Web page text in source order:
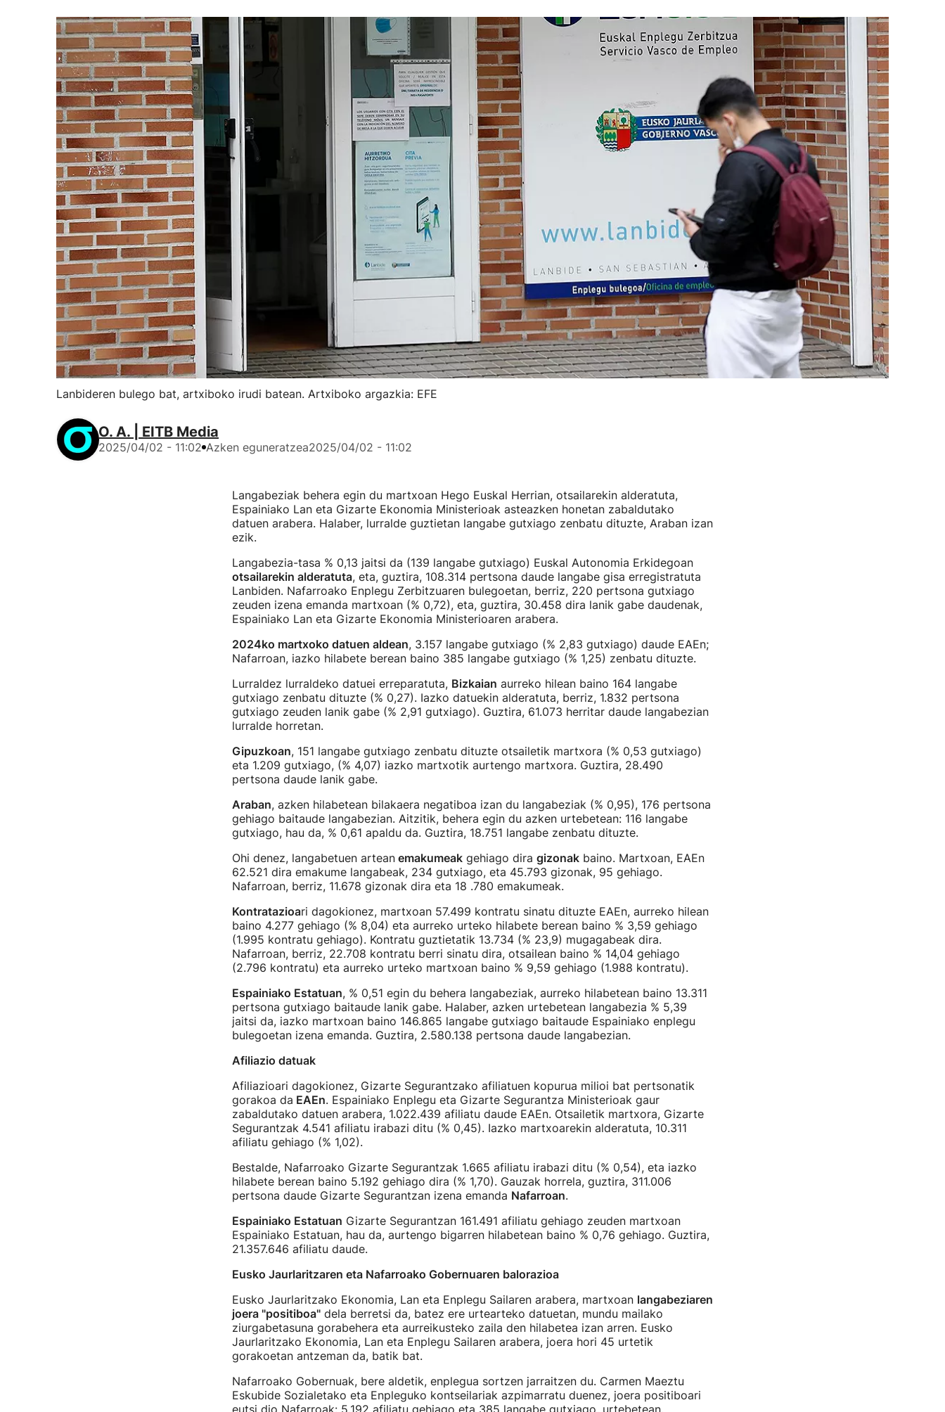
Lanbideren bulego bat, artxiboko irudi batean. Artxiboko argazkia: EFE
O. A. | EITB Media
2025/04/02 - 11:02 Azken eguneratzea2025/04/02 - 11:02
Langabeziak behera egin du martxoan Hego Euskal Herrian, otsailarekin alderatuta,
Espainiako Lan eta Gizarte Ekonomia Ministerioak asteazken honetan zabaldutako
datuen arabera. Halaber, lurralde guztietan langabe gutxiago zenbatu dituzte, Araban izan
ezik.
Langabezia-tasa % 0,13 jaitsi da (139 langabe gutxiago) Euskal Autonomia Erkidegoan
otsailarekin alderatuta, eta, guztira, 108.314 pertsona daude langabe gisa erregistratuta
Lanbiden. Nafarroako Enplegu Zerbitzuaren bulegoetan, berriz, 220 pertsona gutxiago
zeuden izena emanda martxoan (% 0,72), eta, guztira, 30.458 dira lanik gabe daudenak,
Espainiako Lan eta Gizarte Ekonomia Ministerioaren arabera.
2024ko martxoko datuen aldean, 3.157 langabe gutxiago (% 2,83 gutxiago) daude EAEn;
Nafarroan, iazko hilabete berean baino 385 langabe gutxiago (% 1,25) zenbatu dituzte.
Lurraldez lurraldeko datuei erreparatuta, Bizkaian aurreko hilean baino 164 langabe
gutxiago zenbatu dituzte (% 0,27). Iazko datuekin alderatuta, berriz, 1.832 pertsona
gutxiago zeuden lanik gabe (% 2,91 gutxiago). Guztira, 61.073 herritar daude langabezian
lurralde horretan.
Gipuzkoan, 151 langabe gutxiago zenbatu dituzte otsailetik martxora (% 0,53 gutxiago)
eta 1.209 gutxiago, (% 4,07) iazko martxotik aurtengo martxora. Guztira, 28.490
pertsona daude lanik gabe.
Araban, azken hilabetean bilakaera negatiboa izan du langabeziak (% 0,95), 176 pertsona
gehiago baitaude langabezian. Aitzitik, behera egin du azken urtebetean: 116 langabe
gutxiago, hau da, % 0,61 apaldu da. Guztira, 18.751 langabe zenbatu dituzte.
Ohi denez, langabetuen arteanemakumeakgehiago dira gizonakbaino. Martxoan, EAEn
62.521 dira emakume langabeak, 234 gutxiago, eta 45.793 gizonak, 95 gehiago.
Nafarroan, berriz, 11.678 gizonak dira eta 18 .780 emakumeak.
Kontratazioari dagokionez, martxoan 57.499 kontratu sinatu dituzte EAEn, aurreko hilean
baino 4.277 gehiago (% 8,04) eta aurreko urteko hilabete berean baino % 3,59 gehiago
(1.995 kontratu gehiago). Kontratu guztietatik 13.734 (% 23,9) mugagabeak dira.
Nafarroan, berriz, 22.708 kontratu berri sinatu dira, otsailean baino % 14,04 gehiago
(2.796 kontratu) eta aurreko urteko martxoan baino % 9,59 gehiago (1.988 kontratu).
Espainiako Estatuan, % 0,51 egin du behera langabeziak, aurreko hilabetean baino 13.311
pertsona gutxiago baitaude lanik gabe. Halaber, azken urtebetean langabezia % 5,39
jaitsi da, iazko martxoan baino 146.865 langabe gutxiago baitaude Espainiako enplegu
bulegoetan izena emanda. Guztira, 2.580.138 pertsona daude langabezian.
Afiliazio datuak
Afiliazioari dagokionez, Gizarte Segurantzako afiliatuen kopurua milioi bat pertsonatik
gorakoa da EAEn. Espainiako Enplegu eta Gizarte Segurantza Ministerioak gaur
zabaldutako datuen arabera, 1.022.439 afiliatu daude EAEn. Otsailetik martxora, Gizarte
Segurantzak 4.541 afiliatu irabazi ditu (% 0,45). Iazko martxoarekin alderatuta, 10.311
afiliatu gehiago (% 1,02).
Bestalde, Nafarroako Gizarte Segurantzak 1.665 afiliatu irabazi ditu (% 0,54), eta iazko
hilabete berean baino 5.192 gehiago dira (% 1,70). Gauzak horrela, guztira, 311.006
pertsona daude Gizarte Segurantzan izena emanda Nafarroan.
Espainiako Estatuan Gizarte Segurantzan 161.491 afiliatu gehiago zeuden martxoan
Espainiako Estatuan, hau da, aurtengo bigarren hilabetean baino % 0,76 gehiago. Guztira,
21.357.646 afiliatu daude.
Eusko Jaurlaritzaren eta Nafarroako Gobernuaren balorazioa
Eusko Jaurlaritzako Ekonomia, Lan eta Enplegu Sailaren arabera, martxoan langabeziaren
joera "positiboa"dela berretsi da, batez ere urtearteko datuetan, mundu mailako
ziurgabetasuna gorabehera eta aurreikusteko zaila den hilabetea izan arren. Eusko
Jaurlaritzako Ekonomia, Lan eta Enplegu Sailaren arabera, joera hori 45 urtetik
gorakoetan antzeman da, batik bat.
Nafarroako Gobernuak, bere aldetik, enplegua sortzen jarraitzen du. Carmen Maeztu
Eskubide Sozialetako eta Enpleguko kontseilariak azpimarratu duenez, joera positiboari
eutsi dio Nafarroak: 5.192 afiliatu gehiago eta 385 langabe gutxiago, urtebetean.